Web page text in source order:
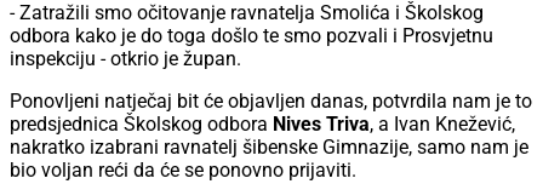
- Zatražili smo očitovanje ravnatelja Smolića i Školskog
odbora kako je do toga došlo te smo pozvali i Prosvjetnu
inspekciju - otkrio je župan.
Ponovljeni natječaj bit će objavljen danas, potvrdila nam je to
predsjednica Školskog odbora Nives Triva, a Ivan Knežević,
nakratko izabrani ravnatelj šibenske Gimnazije, samo nam je
bio voljan reći da će se ponovno prijaviti.